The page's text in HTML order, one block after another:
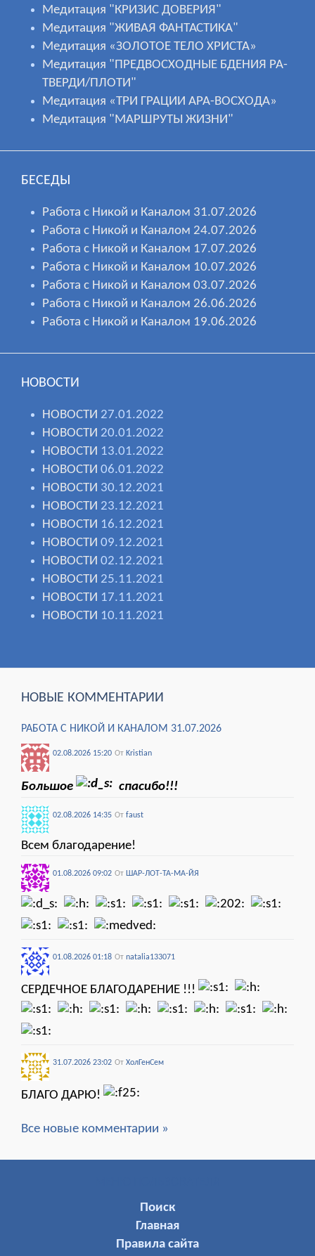
Медитация "КРИЗИС ДОВЕРИЯ"
Медитация "ЖИВАЯ ФАНТАСТИКА"
Медитация «ЗОЛОТОЕ ТЕЛО ХРИСТА»
Медитация "ПРЕДВОСХОДНЫЕ БДЕНИЯ РА-
ТВЕРДИ/ПЛОТИ"
Медитация «ТРИ ГРАЦИИ АРА-ВОСХОДА»
Медитация "МАРШРУТЫ ЖИЗНИ"
БЕСЕДЫ
Работа с Никой и Каналом 31.07.2026
Работа с Никой и Каналом 24.07.2026
Работа с Никой и Каналом 17.07.2026
Работа с Никой и Каналом 10.07.2026
Работа с Никой и Каналом 03.07.2026
Работа с Никой и Каналом 26.06.2026
Работа с Никой и Каналом 19.06.2026
НОВОСТИ
НОВОСТИ 27.01.2022
НОВОСТИ 20.01.2022
НОВОСТИ 13.01.2022
НОВОСТИ 06.01.2022
НОВОСТИ 30.12.2021
НОВОСТИ 23.12.2021
НОВОСТИ 16.12.2021
НОВОСТИ 09.12.2021
НОВОСТИ 02.12.2021
НОВОСТИ 25.11.2021
НОВОСТИ 17.11.2021
НОВОСТИ 10.11.2021
НОВЫЕ КОММЕНТАРИИ
РАБОТА С НИКОЙ И КАНАЛОМ 31.07.2026
02.08.2026 15:20 От Kristian
Большое спасибо!!!
02.08.2026 14:35 От faust
Всем благодарение!
01.08.2026 09:02 От ШАР-ЛОТ-ТА-МА-ЙЯ
01.08.2026 01:18 От natalia133071
СЕРДЕЧНОЕ БЛАГОДАРЕНИЕ !!!
31.07.2026 23:02 От ХолГенСем
БЛАГО ДАРЮ!
Все новые комментарии »
Поиск
Главная
Правила сайта